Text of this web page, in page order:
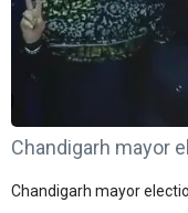
Chandigarh mayor
Chandigarh mayor